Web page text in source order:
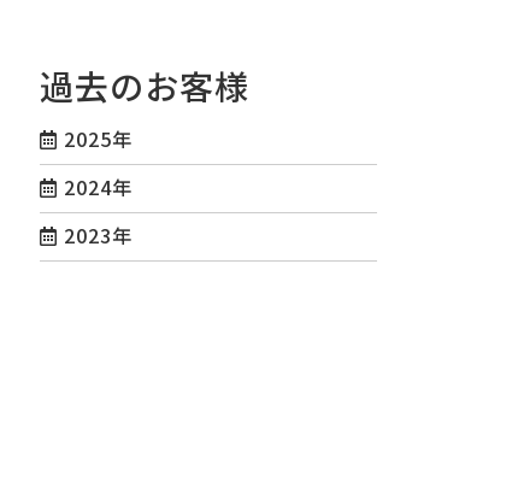
過去のお客様
2025年
2024年
2023年